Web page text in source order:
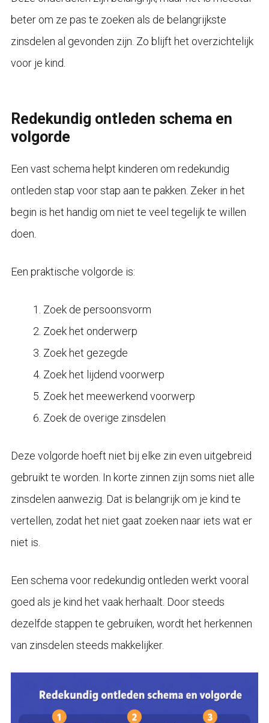
beter om ze pas te zoeken als de belangrijkste
zinsdelen al gevonden zijn. Zo blijft het overzichtelijk
voor je kind.
Redekundig ontleden schema en
volgorde
Een vast schema helpt kinderen om redekundig
ontleden stap voor stap aan te pakken. Zeker in het
begin is het handig om niet te veel tegelijk te willen
doen.
Een praktische volgorde is:
Zoek de persoonsvorm
Zoek het onderwerp
Zoek het gezegde
Zoek het lijdend voorwerp
Zoek het meewerkend voorwerp
Zoek de overige zinsdelen
Deze volgorde hoeft niet bij elke zin even uitgebreid
gebruikt te worden. In korte zinnen zijn soms niet alle
zinsdelen aanwezig. Dat is belangrijk om je kind te
vertellen, zodat het niet gaat zoeken naar iets wat er
niet is.
Een schema voor redekundig ontleden werkt vooral
goed als je kind het vaak herhaalt. Door steeds
dezelfde stappen te gebruiken, wordt het herkennen
van zinsdelen steeds makkelijker.